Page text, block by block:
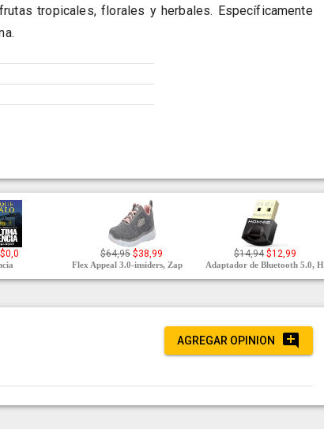
tropicales, florales y herbales. Específicamente
$0,0 $64,95 $38,99
Flex Appeal 3.0-insiders, Zap
$14,94 $12,99
Adaptador de Bluetooth 5.0, H
AGREGAR OPINION